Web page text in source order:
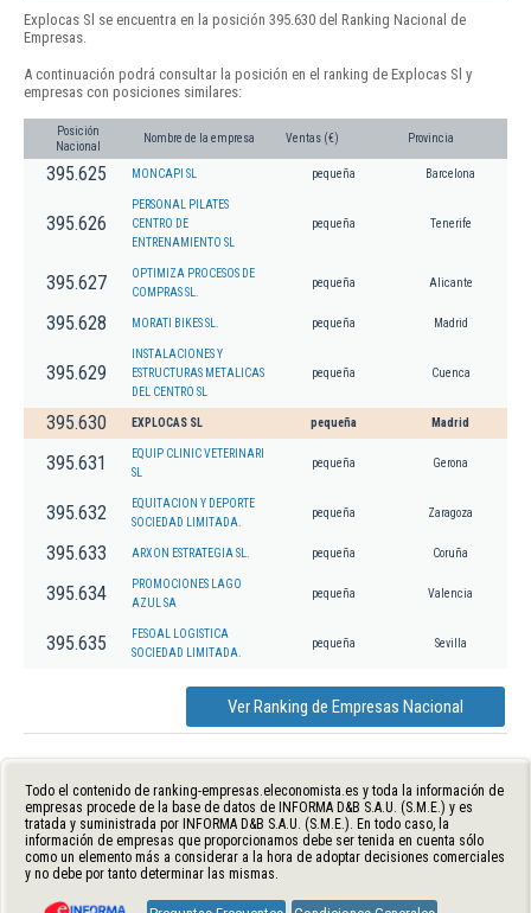
Explocas Sl se encuentra en la posición 395.630 del Ranking Nacional de
Empresas.
A continuación podrá consultar la posición en el ranking de Explocas Sl y
empresas con posiciones similares:
Posición
Nacional
Nombre de la empresa Ventas (€) Provincia
395.625 MONCAPI SL pequeña Barcelona
395.626
PERSONAL PILATES
CENTRO DE
ENTRENAMIENTO SL
pequeña Tenerife
395.627
OPTIMIZA PROCESOS DE
COMPRAS SL.
pequeña Alicante
395.628 MORATI BIKES SL. pequeña Madrid
395.629
INSTALACIONES Y
ESTRUCTURAS METALICAS
DEL CENTRO SL
pequeña Cuenca
395.630 EXPLOCAS SL pequeña Madrid
395.631
EQUIP CLINIC VETERINARI
SL
pequeña Gerona
395.632
EQUITACION Y DEPORTE
SOCIEDAD LIMITADA.
pequeña Zaragoza
395.633 ARXON ESTRATEGIA SL. pequeña Coruña
395.634
PROMOCIONES LAGO
AZUL SA
pequeña Valencia
395.635
FESOAL LOGISTICA
SOCIEDAD LIMITADA.
pequeña Sevilla
Ver Ranking de Empresas Nacional
Todo el contenido de ranking-empresas.eleconomista.es y toda la información de
empresas procede de la base de datos de INFORMA D&B S.A.U. (S.M.E.) y es
tratada y suministrada por INFORMA D&B S.A.U. (S.M.E.). En todo caso, la
información de empresas que proporcionamos debe ser tenida en cuenta sólo
como un elemento más a considerar a la hora de adoptar decisiones comerciales
y no debe por tanto determinar las mismas.